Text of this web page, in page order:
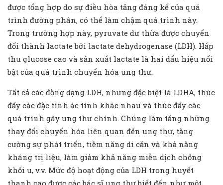
được tổng hợp do sự điều hòa tăng đáng kể của quá
trình đường phân, có thể làm chậm quá trình này.
Trong trường hợp này, pyruvate dư thừa được chuyển
đổi thành lactate bởi lactate dehydrogenase (LDH). Hấp
thu glucose cao và sản xuất lactate là hai dấu hiệu nổi
bật của quá trình chuyển hóa ung thư.
Tất cả các đồng dạng LDH, nhưng đặc biệt là LDHA, thúc
đẩy các đặc tính ác tính khác nhau và thúc đẩy các
quá trình gây ung thư chính. Chúng làm tăng những
thay đổi chuyển hóa liên quan đến ung thư, tăng
cường sự phát triển, tiềm năng di căn và khả năng
kháng trị liệu, làm giảm khả năng miễn dịch chống
khối u, v.v. Mức độ hoạt động của LDH trong huyết